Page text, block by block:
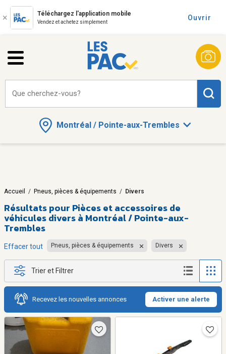
Téléchargez l'application mobile
Vendez et achetez simplement
Ouvrir
Montréal / Pointe-aux-Trembles
Que cherchez-vous?
Accueil / Pneus, pièces & équipements / Divers
Résultats pour Pièces et accessoires de
véhicules divers à Montréal / Pointe-aux-
Trembles
Effacer tout Pneus, pièces & équipements Divers
Trier et Filtrer
Recevez les nouvelles annonces Activer une alerte